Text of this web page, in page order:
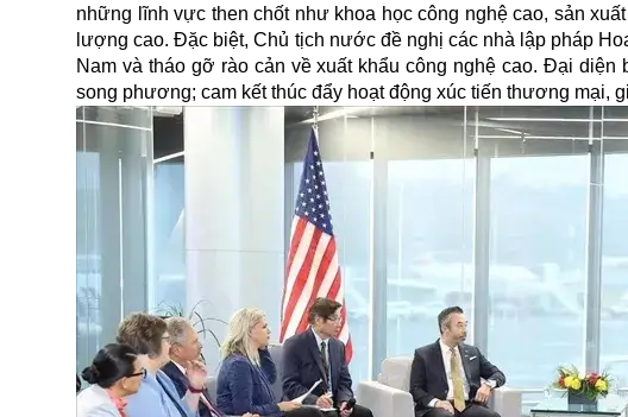
những lĩnh vực then chốt như khoa học công nghệ cao, sản
lượng cao. Đặc biệt, Chủ tịch nước đề nghị các nhà lập pháp
Nam và tháo gỡ rào cản về xuất khẩu công nghệ cao. Đại
song phương; cam kết thúc đẩy hoạt động xúc tiến thương mại,